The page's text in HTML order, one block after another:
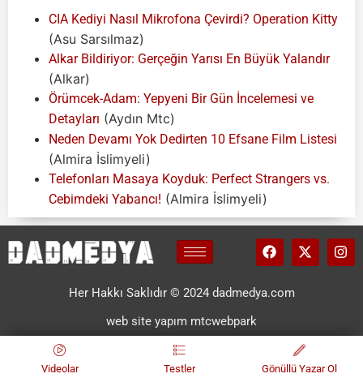
CIA Kediyi Nasıl Mikrofona Çevirdi? Operation Kitty
(Asu Sarsılmaz)
Alkar Bildiriyor: Gerçeğin Yarısı En Büyük Yalandır
(Alkar)
Örümcek-Adam: Yepyeni Bir Gün İncelemesi ve
Detayları (Aydın Mtc)
Neden Devamı Yok Dedirten 10 Efsane Film Listesi
(Almira İslimyeli)
Telefonları Masaya Koyduk: Perfect Strangers vs.
Cebimdeki Yabancı! (Almira İslimyeli)
Her Hakkı Saklıdır © 2024 dadmedya.com
web site yapım mtcwebpark
Videolar Testler Gönüllü Yazar Ol